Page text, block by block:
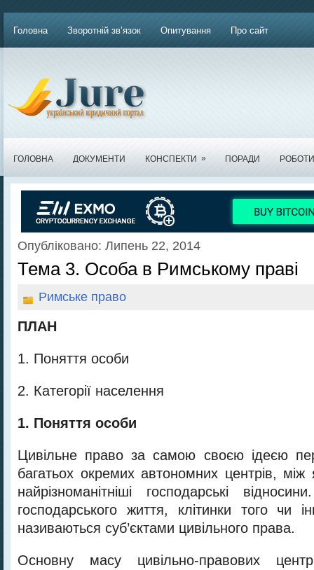
Головна Зворотній зв’язок Опитування Про сайт
ГОЛОВНА ДОКУМЕНТИ КОНСПЕКТИ » ПОРАДИ РОБОТИ
Опубліковано: Липень 22, 2014
Тема 3. Особа в Римському праві
Римське право
ПЛАН
1. Поняття особи
2. Категорії населення
1. Поняття особи
Цивільне право за самою своєю ідеєю
багатьох окремих автономних центрів, між
найрізноманітніші господарські
господарського життя, клітинки того чи
називаються суб’єктами цивільного права.
Основну масу цивільно-правових